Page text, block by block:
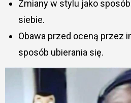
Zmiany w stylu jako
siebie.
Obawa przed oceną przez
sposób ubierania się.